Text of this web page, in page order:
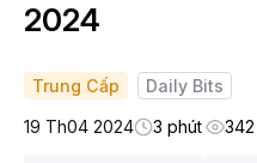
2024
Trung Cấp
Daily Bits
19 Th04 2024
3 phút 342